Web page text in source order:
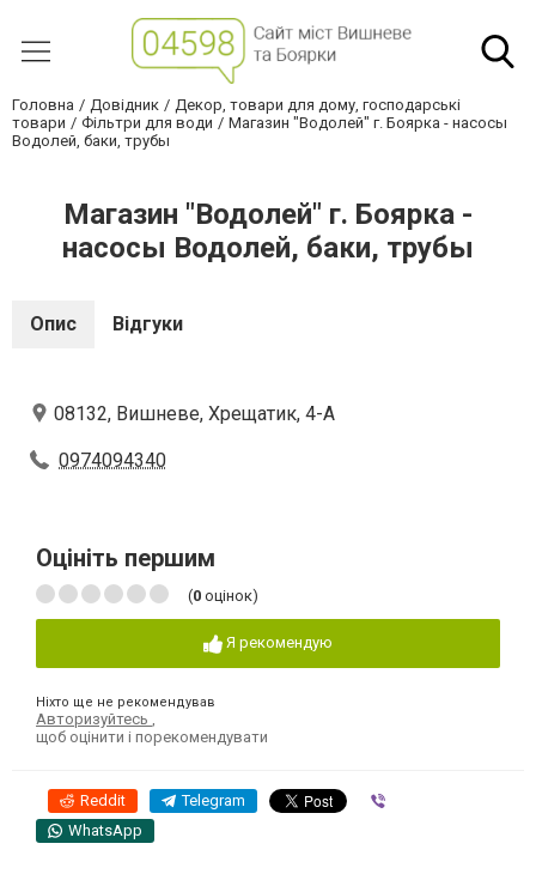
Головна Довідник
Декор, товари для дому, господарські
товари
Фільтри для води
Магазин "Водолей" г. Боярка - насосы
Водолей, баки, трубы
Магазин "Водолей" г. Боярка -
насосы Водолей, баки, трубы
Опис Відгуки
08132, Вишневе, Хрещатик, 4-А
0974094340
Оцініть першим
(0 оцінок)
Я рекомендую
Ніхто ще не рекомендував
Авторизуйтесь
щоб оцінити і порекомендувати
Reddit Telegram
WhatsApp